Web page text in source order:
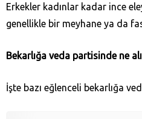
Erkekler kadınlar kadar ince
genellikle bir meyhane ya da
Bekarlığa veda partisinde ne
İşte bazı eğlenceli bekarlığa
His